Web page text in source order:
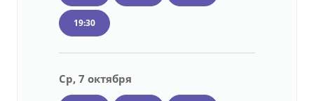
19:30
Ср, 7 октября